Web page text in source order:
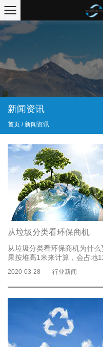
新闻资讯
首页 /新闻资讯
从垃圾分类看环保商机
从垃圾分类看环保商机为什
果按堆高1米来计算，会占地
农作物减产。一节一号电池烂
用价值;一粒纽扣电池可使
染，严重影响人民的身体健
0.3吨肥料。回收1吨废钢铁
再利用，每次循环可节能
多
2020-03-28 行业新闻